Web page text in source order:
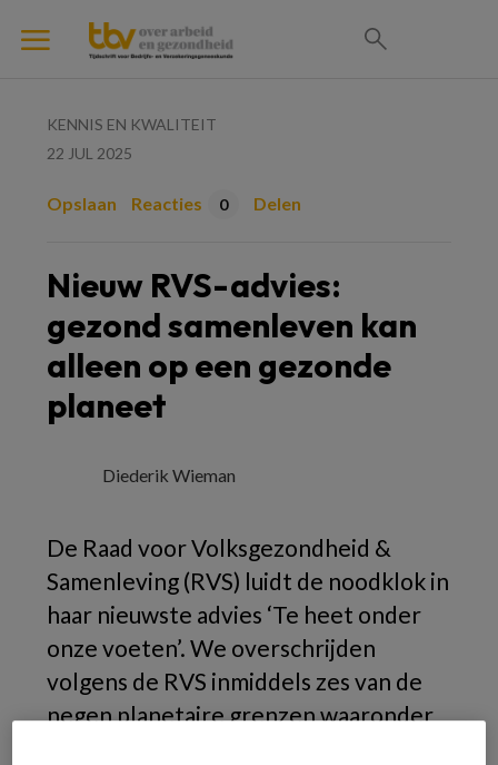
KENNIS EN KWALITEIT
22 JUL 2025
Opslaan Reacties 0 Delen
Nieuw RVS-advies:
gezond samenleven kan
alleen op een gezonde
planeet
Diederik Wieman
De Raad voor Volksgezondheid &
Samenleving (RVS) luidt de noodklok in
haar nieuwste advies ‘Te heet onder
onze voeten’. We overschrijden
volgens de RVS inmiddels zes van de
negen planetaire grenzen waaronder